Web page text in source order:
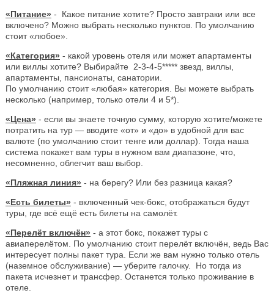
«Питание» - Какое питание хотите? Просто завтраки или все
включено? Можно выбрать несколько пунктов. По умолчанию
стоит «любое».
«Категория» - какой уровень отеля или может апартаменты
или виллы хотите? Выбирайте 2-3-4-5***** звезд, виллы,
апартаменты, пансионаты, санатории.
По умолчанию стоит «любая» категория. Вы можете выбрать
несколько (например, только отели 4 и 5*).
«Цена» - если вы знаете точную сумму, которую хотите/можете
потратить на тур — вводите «от» и «до» в удобной для вас
валюте (по умолчанию стоит тенге или доллар). Тогда наша
система покажет вам туры в нужном вам диапазоне, что,
несомненно, облегчит ваш выбор.
«Пляжная линия» - на берегу? Или без разница какая?
«Есть билеты» - включенный чек-бокс, отображаться будут
туры, где всё ещё есть билеты на самолёт.
«Перелёт включён» - а этот бокс, покажет туры с
авиаперелётом. По умолчанию стоит перелёт включён, ведь Вас
интересует полны пакет тура. Если же вам нужно только отель
(наземное обслуживание) — уберите галочку. Но тогда из
пакета исчезнет и трансфер. Останется только проживание в
отеле.